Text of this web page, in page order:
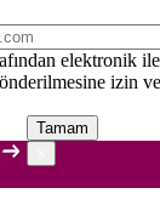
elektronik
izin
Tamam